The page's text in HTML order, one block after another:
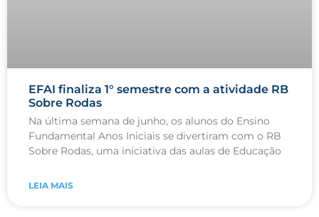
EFAI finaliza 1° semestre com a atividade RB
Sobre Rodas
Na última semana de junho, os alunos do Ensino
Fundamental Anos Iniciais se divertiram com o RB
Sobre Rodas, uma iniciativa das aulas de Educação
LEIA MAIS